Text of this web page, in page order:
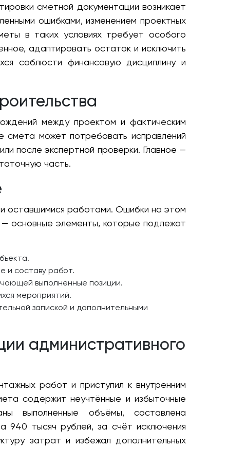
сметной документации возникает
ошибками, изменением проектных
в таких условиях требует особого
адаптировать остаток и исключить
соблюсти финансовую дисциплину и
между проектом и фактическим
смета может потребовать исправлений
после экспертной проверки. Главное —
часть.
оставшимися работами. Ошибки на этом
основные элементы, которые подлежат
и составу работ.
выполненные позиции.
мероприятий.
запиской и дополнительными
административного
работ и приступил к внутренним
содержит неучтённые и избыточные
выполненные объёмы, составлена
940 тысяч рублей, за счёт исключения
затрат и избежал дополнительных